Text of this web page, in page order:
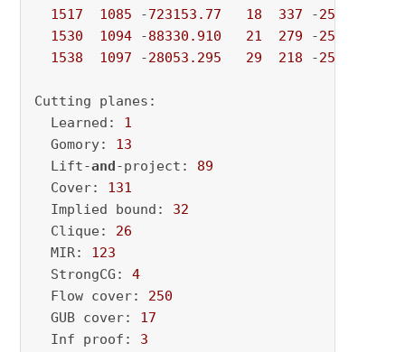
1517
1085 -723153.77 18 337 -2581.5436
1530
1094 -88330.910 21 279 -2581.5436
1538
1097 -28053.295 29 218 -2581.5436
Cutting planes:
Learned: 1
Gomory: 13
Lift-and-project: 89
Cover: 131
Implied bound: 32
Clique: 26
MIR: 123
StrongCG: 4
Flow cover: 250
GUB cover: 17
Inf proof: 3